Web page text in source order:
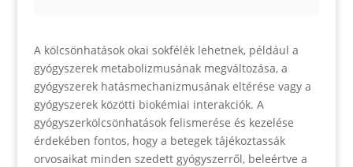
A kölcsönhatások okai sokfélék lehetnek, például a
gyógyszerek metabolizmusának megváltozása, a
gyógyszerek hatásmechanizmusának eltérése vagy a
gyógyszerek közötti biokémiai interakciók. A
gyógyszerkölcsönhatások felismerése és kezelése
érdekében fontos, hogy a betegek tájékoztassák
orvosaikat minden szedett gyógyszerről, beleértve a